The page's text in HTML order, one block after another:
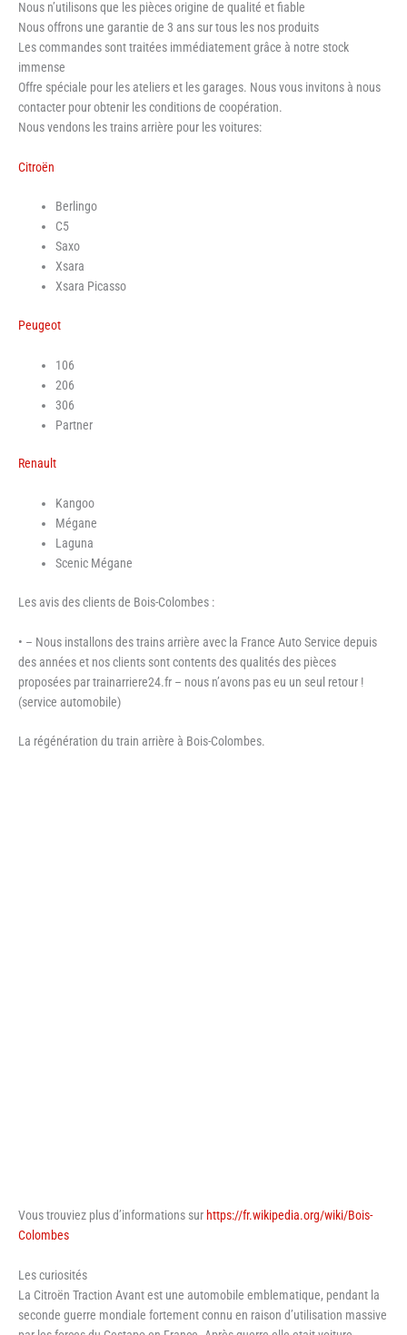
Nous n’utilisons que les pièces origine de qualité et fiable
Nous offrons une garantie de 3 ans sur tous les nos produits
Les commandes sont traitées immédiatement grâce à notre stock
immense
Offre spéciale pour les ateliers et les garages. Nous vous invitons à nous
contacter pour obtenir les conditions de coopération.
Nous vendons les trains arrière pour les voitures:
Citroën
Berlingo
C5
Saxo
Xsara
Xsara Picasso
Peugeot
106
206
306
Partner
Renault
Kangoo
Mégane
Laguna
Scenic Mégane
Les avis des clients de Bois-Colombes :
• – Nous installons des trains arrière avec la France Auto Service depuis
des années et nos clients sont contents des qualités des pièces
proposées par trainarriere24.fr – nous n’avons pas eu un seul retour !
(service automobile)
La régénération du train arrière à Bois-Colombes.
Vous trouviez plus d’informations sur https://fr.wikipedia.org/wiki/Bois-
Colombes
Les curiosités
La Citroën Traction Avant est une automobile emblematique, pendant la
seconde guerre mondiale fortement connu en raison d’utilisation massive